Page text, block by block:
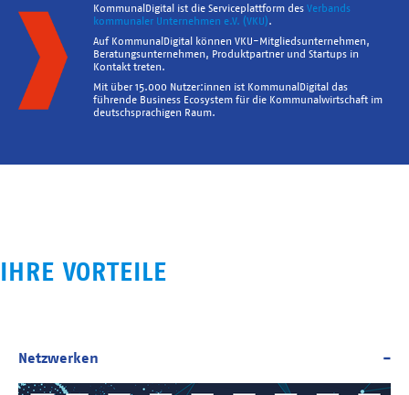
KommunalDigital ist die Serviceplattform des Verbands
kommunaler Unternehmen e.V. (VKU).
Auf KommunalDigital können VKU-Mitgliedsunternehmen,
Beratungsunternehmen, Produktpartner und Startups in
Kontakt treten.
Mit über 15.000 Nutzer:innen ist KommunalDigital das
führende Business Ecosystem für die Kommunalwirtschaft im
deutschsprachigen Raum.
IHRE VORTEILE